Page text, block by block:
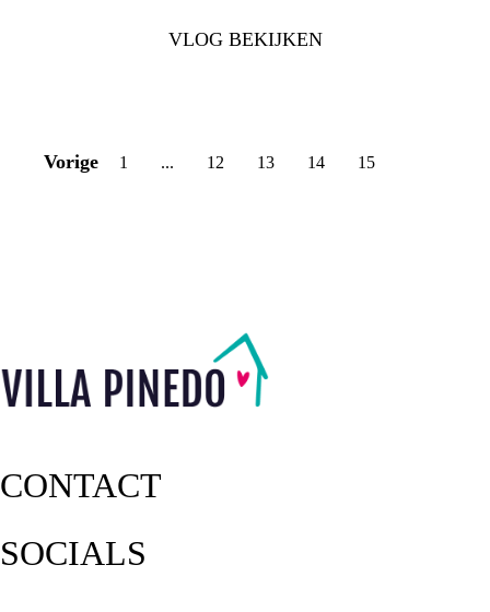
VLOG BEKIJKEN
Vorige 1 ... 12 13 14 15
CONTACT
SOCIALS